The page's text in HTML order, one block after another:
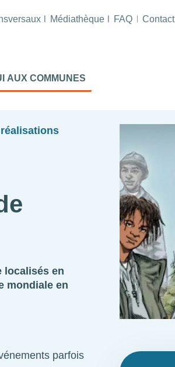
Médiathèque FAQ Contact
AUX COMMUNES
localisés en
mondiale en
parfois